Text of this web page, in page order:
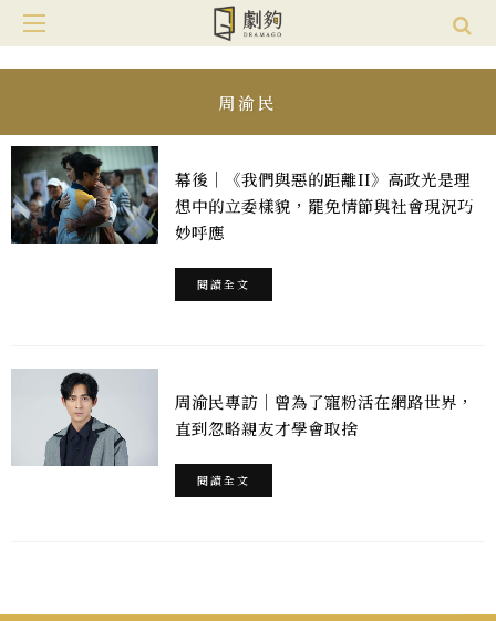
周渝民
幕後｜《我們與惡的距離II》高政光是理
想中的立委樣貌，罷免情節與社會現況巧
妙呼應
閱讀全文
周渝民專訪｜曾為了寵粉活在網路世界，
直到忽略親友才學會取捨
閱讀全文